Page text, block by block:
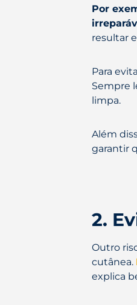
Por
resultar
Para
Sempre
limpa.
Além
garantir
2.
Outro
cutânea.
explica